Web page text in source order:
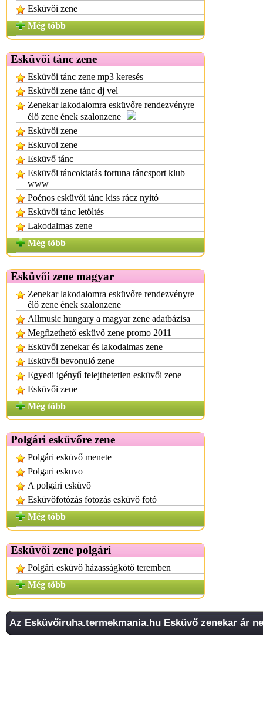
Esküvői zene
Még több
Esküvői tánc zene
Esküvői tánc zene mp3 keresés
Esküvői zene tánc dj vel
Zenekar lakodalomra esküvőre rendezvényre
élő zene ének szalonzene
Esküvői zene
Eskuvoi zene
Esküvő tánc
Esküvői táncoktatás fortuna táncsport klub
www
Poénos esküvői tánc kiss rácz nyitó
Esküvői tánc letöltés
Lakodalmas zene
Még több
Esküvői zene magyar
Zenekar lakodalomra esküvőre rendezvényre
élő zene ének szalonzene
Allmusic hungary a magyar zene adatbázisa
Megfizethető esküvő zene promo 2011
Esküvői zenekar és lakodalmas zene
Esküvői bevonuló zene
Egyedi igényű felejthetetlen esküvői zene
Esküvői zene
Még több
Polgári esküvőre zene
Polgári esküvő menete
Polgari eskuvo
A polgári esküvő
Esküvőfotózás fotozás esküvő fotó
Még több
Esküvői zene polgári
Polgári esküvő házasságkötő teremben
Még több
Az Esküvőiruha.termekmania.hu Esküvő zenekar ár